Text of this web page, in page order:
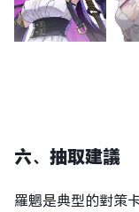
六、抽取建議
羅魍是典型的對策